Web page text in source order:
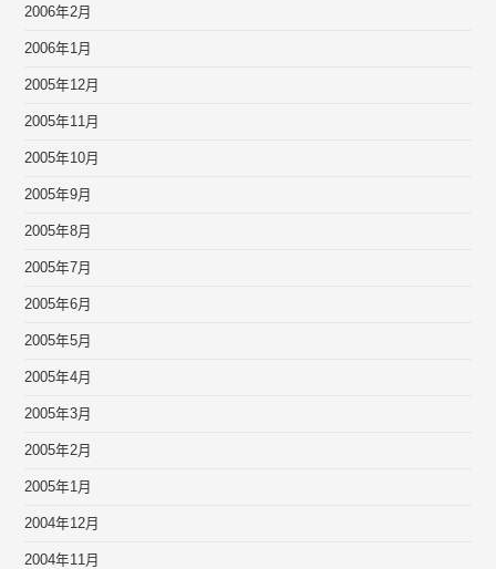
2006年2月
2006年1月
2005年12月
2005年11月
2005年10月
2005年9月
2005年8月
2005年7月
2005年6月
2005年5月
2005年4月
2005年3月
2005年2月
2005年1月
2004年12月
2004年11月